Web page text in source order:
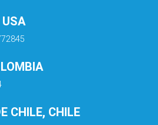
CHILE, CHILE